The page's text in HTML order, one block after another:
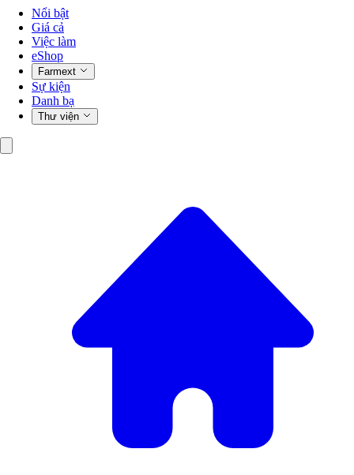
Nổi bật
Giá cả
Việc làm
eShop
Farmext
Sự kiện
Danh bạ
Thư viện